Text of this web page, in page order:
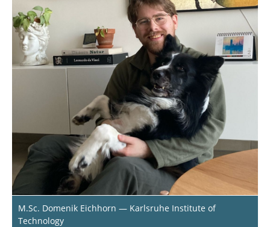
M.Sc. Domenik Eichhorn — Karlsruhe Institute of
Technology